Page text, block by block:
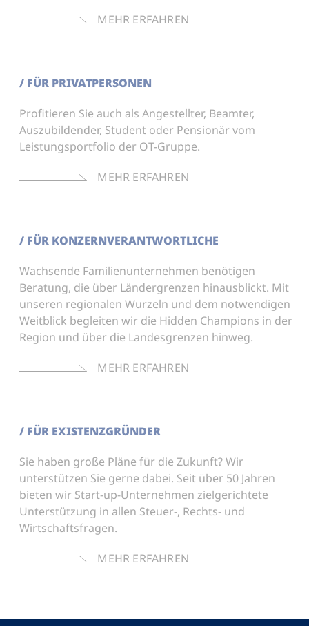
MEHR ERFAHREN
/ FÜR PRIVATPERSONEN
Profitieren Sie auch als Angestellter, Beamter,
Auszubildender, Student oder Pensionär vom
Leistungsportfolio der OT-Gruppe.
MEHR ERFAHREN
/ FÜR KONZERNVERANTWORTLICHE
Wachsende Familienunternehmen benötigen
Beratung, die über Ländergrenzen hinausblickt. Mit
unseren regionalen Wurzeln und dem notwendigen
Weitblick begleiten wir die Hidden Champions in der
Region und über die Landesgrenzen hinweg.
MEHR ERFAHREN
/ FÜR EXISTENZGRÜNDER
Sie haben große Pläne für die Zukunft? Wir
unterstützen Sie gerne dabei. Seit über 50 Jahren
bieten wir Start-up-Unternehmen zielgerichtete
Unterstützung in allen Steuer-, Rechts- und
Wirtschaftsfragen.
MEHR ERFAHREN
0
1
2
3